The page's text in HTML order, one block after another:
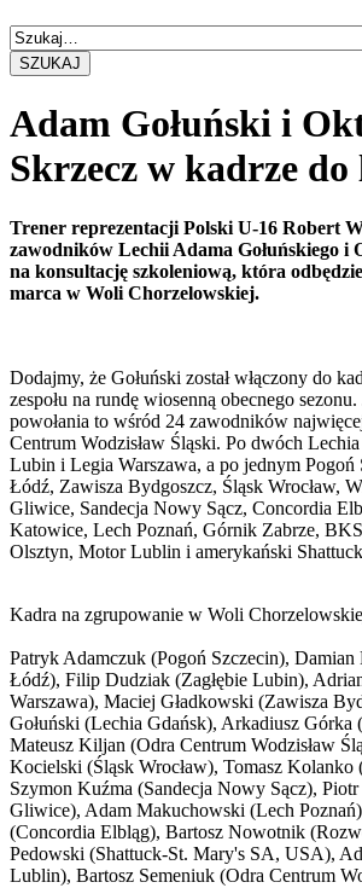
SZUKAJ
Adam Gołuński i
Skrzecz w kadrze do
Trener reprezentacji Polski U-16 Robert
zawodników Lechii Adama Gołuńskiego i
na konsultację szkoleniową, która
marca w Woli Chorzelowskiej.
Dodajmy, że Gołuński został włączony do
zespołu na rundę wiosenną obecnego
powołania to wśród 24 zawodników
Centrum Wodzisław Śląski. Po dwóch
Lubin i Legia Warszawa, a po jednym
Łódź, Zawisza Bydgoszcz, Śląsk Wrocław,
Gliwice, Sandecja Nowy Sącz, Concordia
Katowice, Lech Poznań, Górnik Zabrze,
Olsztyn, Motor Lublin i amerykański
Kadra na zgrupowanie w Woli
Patryk Adamczuk (Pogoń Szczecin), Damian
Łódź), Filip Dudziak (Zagłębie Lubin),
Warszawa), Maciej Gładkowski (Zawisza
Gołuński (Lechia Gdańsk), Arkadiusz Górka
Mateusz Kiljan (Odra Centrum Wodzisław
Kocielski (Śląsk Wrocław), Tomasz Kolanko
Szymon Kuźma (Sandecja Nowy Sącz),
Gliwice), Adam Makuchowski (Lech
(Concordia Elbląg), Bartosz Nowotnik
Pedowski (Shattuck-St. Mary's SA, USA),
Lublin), Bartosz Semeniuk (Odra Centrum